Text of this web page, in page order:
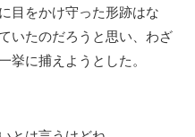
目をかけ守った形跡はな
いたのだろうと思い、わざ
挙に捕えようとした。